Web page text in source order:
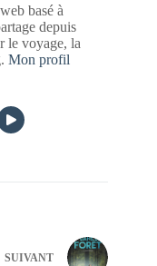
basé à
depuis
le voyage, la
Mon profil
SUIVANT